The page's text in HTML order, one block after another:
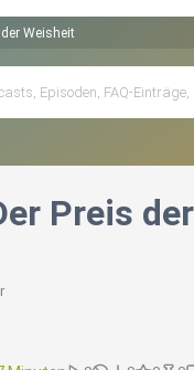
Weisheit
Preis